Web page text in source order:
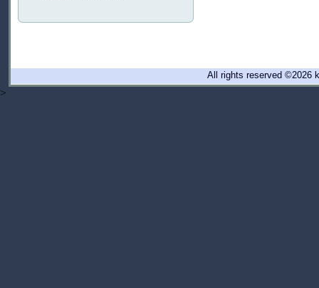
All rights reserved ©2026
>